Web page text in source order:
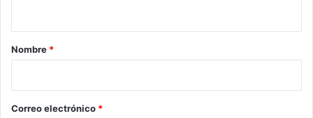
r
*
Nombre *
Correo electrónico *